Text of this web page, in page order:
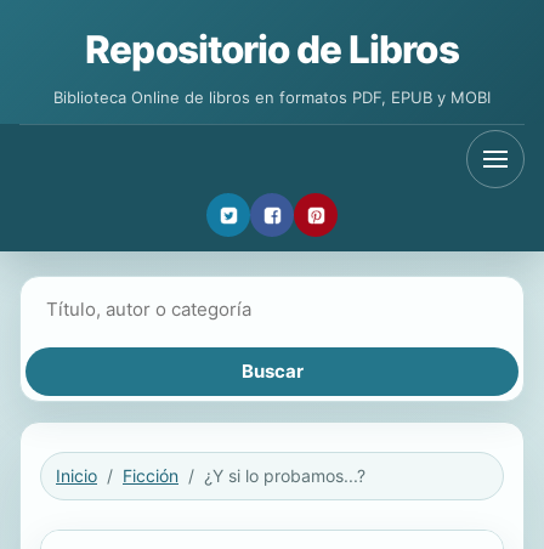
Repositorio de Libros
Biblioteca Online de libros en formatos PDF, EPUB y MOBI
Inicio Ficción ¿Y si lo probamos...?